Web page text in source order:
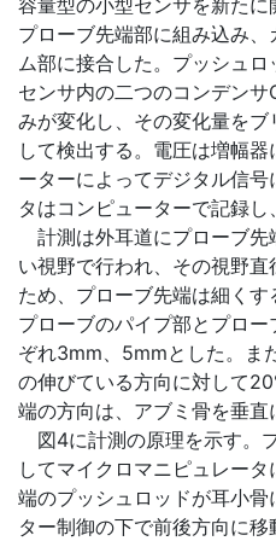
容量型の小型センサを新た
プローブ先端部に組み込み
ム部に接合した。プッシュ
センサ内の二つのコンデン
みが変化し、その変化量を
して検出する。電圧は増幅
ーターによってデジタル信
タはコンピューターで記録し
計測は外耳道にプローブ先
い視野で行われ、その視野
ため、プローブ先端は細くす
プローブのパイプ部とプロ
ぞれ3mm、5mmとした。ま
の伸びている方向に対して
端の方向は、アブミ骨を垂直
図4に計測の原理を示す。
してマイクロマニピュレー
端のプッシュロッドが耳小
ター制御の下で前後方向に